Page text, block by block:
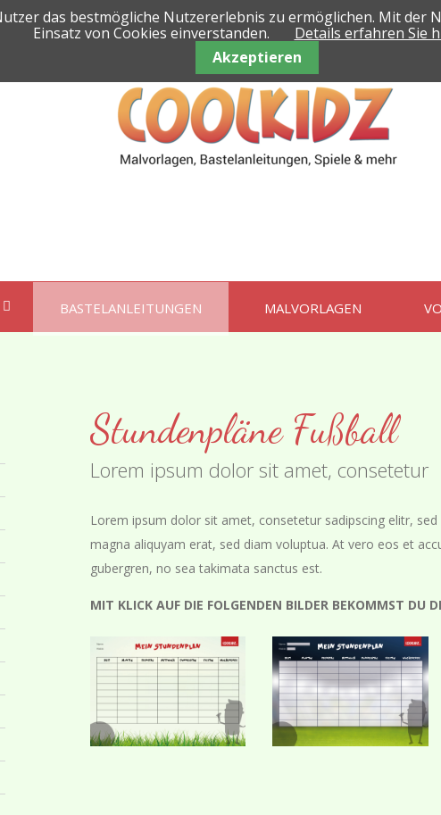
BASTELANLEITUNGEN MALVORLAGEN
Stundenpläne Fußball
Lorem ipsum dolor sit amet, consetetur
Lorem ipsum dolor sit amet, consetetur sadipscing elitr,
magna aliquyam erat, sed diam voluptua. At vero eos et
gubergren, no sea takimata sanctus est.
MIT KLICK AUF DIE FOLGENDEN BILDER BEKOMMST DU
das bestmögliche Nutzererlebnis zu ermöglichen. Mit
Einsatz von Cookies einverstanden.
Details erfahren Sie
Akzeptieren